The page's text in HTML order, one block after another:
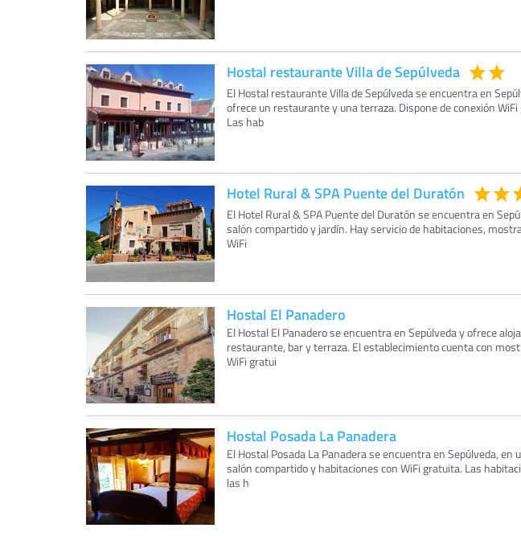
Hostal restaurante Villa de Sepúlveda
El Hostal restaurante Villa de Sepúlveda se encuentra en
ofrece un restaurante y una terraza. Dispone de conexión
Las hab
Hotel Rural & SPA Puente del Duratón
El Hotel Rural & SPA Puente del Duratón se encuentra en
salón compartido y jardín. Hay servicio de habitaciones,
WiFi
Hostal El Panadero
El Hostal El Panadero se encuentra en Sepúlveda y ofrece
restaurante, bar y terraza. El establecimiento cuenta con
WiFi gratui
Hostal Posada La Panadera
El Hostal Posada La Panadera se encuentra en Sepúlveda,
salón compartido y habitaciones con WiFi gratuita. Las
las h